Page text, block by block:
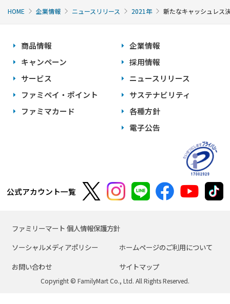
HOME 企業情報 ニュースリリース 2021年 新たなキャッシュレス
商品情報
キャンペーン
サービス
ファミペイ・ポイント
ファミマカード
企業情報
採用情報
ニュースリリース
サステナビリティ
各種方針
電子公告
公式アカウント一覧
ファミリーマート 個人情報保護方針
ソーシャルメディアポリシー
ホームページのご利用について
お問い合わせ
サイトマップ
Copyright © FamilyMart Co., Ltd. All Rights Reserved.